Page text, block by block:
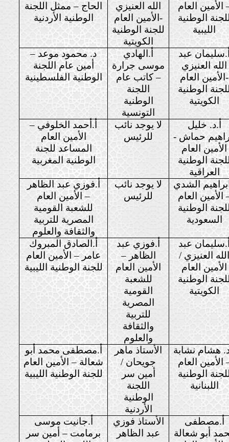
الحاج – ممثل اللجنة
الوطنية الأردنية
الله العنيزي
-الأمين العام
للجنة الوطنية
الكويتية
الأمين العام
الوطنية
الليبية
د. محمود موعد –
أمين عام اللجنة
الوطنية الفلسطينية
أ.الهادي
موسى جرارة
– كاتب عام
اللجنة
الوطنية
التونسية
عبد
الله العنيزي
-الأمين العام
الوطنية
الكويتية
أ.أحمد الخلوفي –
الأمين العام
المساعد للجنة
الوطنية المغربية
لا يوجد نائب
للرئيس
أ.د. خليل
حماش -
الأمين العام
الوطنية
العراقية
أ.فوزي عبد الظاهر
– الأمين العام
للشعبة القومية
المصرية للتربية
والثقافة والعلوم
لا يوجد نائب
للرئيس
الشدي
الأمين العام
الوطنية
السعودية
أ.الصادق المبروك
عامر – الأمين العام
للجنة الوطنية الليبية
أ.فوزي عبد
الظاهر –
الأمين العام
للشعبة
القومية
المصرية
للتربية
والثقافة
والعلوم
عبد
العنيزي /
الأمين العام
الوطنية
الكويتية
أ.مصطفى محمد أبو
شعالة – الأمين العام
للجنة الوطنية الليبية
الأستاذ ماهر
جويحان /
أمين سر
اللجنة
الوطنية
الأردنية
هشام نشابة
الأمين العام
الوطنية
اللبنانية
أ.جانيت موسى
برمامت – أمين سر
الأستاذ فوزي
عبد الظاهر
أ.مصطفى
أبو شعالة